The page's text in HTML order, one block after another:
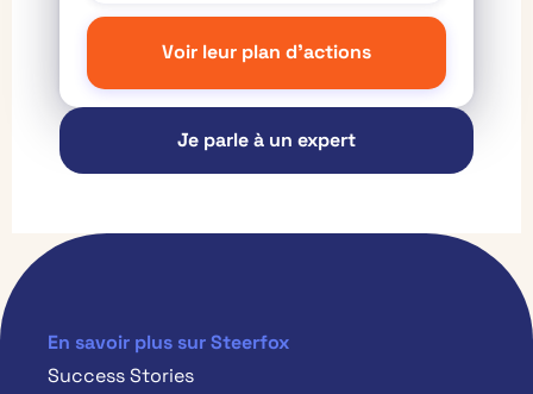
Je parle à un expert
En savoir plus sur Steerfox
Success Stories